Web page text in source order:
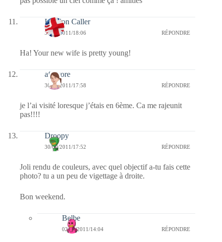
London Caller
30/09/2011/18:06 RÉPONDRE
Ha! Your new wife is pretty young!
afaurore
30/09/2011/17:58 RÉPONDRE
je l’ai visité loresque j’étais en 6ème. Ca me rajeunit
pas!!!!
Droopy
30/09/2011/17:52 RÉPONDRE
Joli rendu de couleurs, avec quel objectif a-tu fais cette
photo? tu a un peu de vigettage à droite.
Bon weekend.
Belbe
02/10/2011/14:04 RÉPONDRE